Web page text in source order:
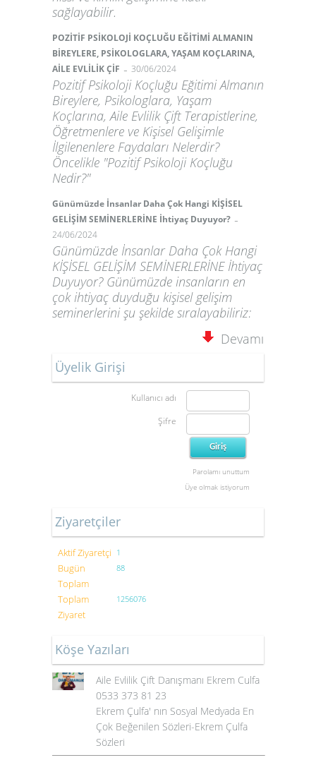
sağlayabilir.
POZİTİF PSİKOLOJİ KOÇLUĞU EĞİTİMİ ALMANIN
BİREYLERE, PSİKOLOGLARA, YAŞAM KOÇLARINA,
AİLE EVLİLİK ÇİF - 30/06/2024
Pozitif Psikoloji Koçluğu Eğitimi Almanın
Bireylere, Psikologlara, Yaşam
Koçlarına, Aile Evlilik Çift Terapistlerine,
Öğretmenlere ve Kişisel Gelişimle
İlgilenenlere Faydaları Nelerdir?
Öncelikle "Pozitif Psikoloji Koçluğu
Nedir?"
Günümüzde İnsanlar Daha Çok Hangi KİŞİSEL
GELİŞİM SEMİNERLERİNE İhtiyaç Duyuyor? -
24/06/2024
Günümüzde İnsanlar Daha Çok Hangi
KİŞİSEL GELİŞİM SEMİNERLERİNE İhtiyaç
Duyuyor? Günümüzde insanların en
çok ihtiyaç duyduğu kişisel gelişim
seminerlerini şu şekilde sıralayabiliriz:
Devamı
Üyelik Girişi
Kullanıcı adı
Şifre
Parolamı unuttum
Üye olmak istiyorum
Ziyaretçiler
Aktif Ziyaretçi 1
Bugün
Toplam
88
Toplam
Ziyaret
1256076
Köşe Yazıları
Aile Evlilik Çift Danışmanı Ekrem Culfa
0533 373 81 23
Ekrem Çulfa' nın Sosyal Medyada En
Çok Beğenilen Sözleri-Ekrem Çulfa
Sözleri